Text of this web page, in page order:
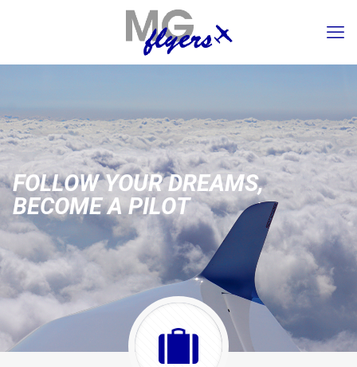
FOLLOW YOUR DREAMS,
BECOME A PILOT